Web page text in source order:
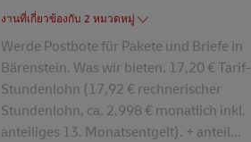
งานที่เกี่ยวข้องกับ 2 หมวดหมู่
Werde Postbote für Pakete und Briefe in
Bärenstein. Was wir bieten. 17,20 € Tarif-
Stundenlohn (17,92 € rechnerischer
Stundenlohn, ca. 2.998 € monatlich inkl.
anteiliges 13. Monatsentgelt). + anteil...